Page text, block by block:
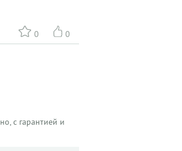
0 0
с гарантией и